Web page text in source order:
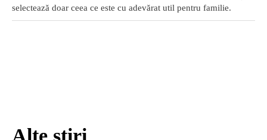
selectează doar ceea ce este cu adevărat util pentru familie.
Alte știri